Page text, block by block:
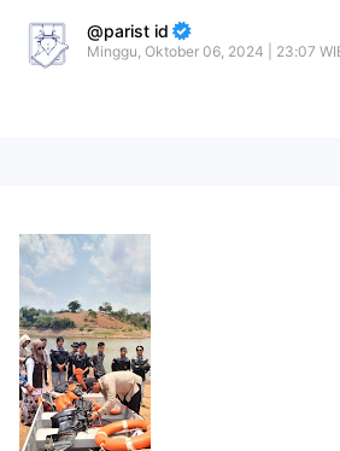
parist id
Minggu, Oktober 06, 2024 | 23:07